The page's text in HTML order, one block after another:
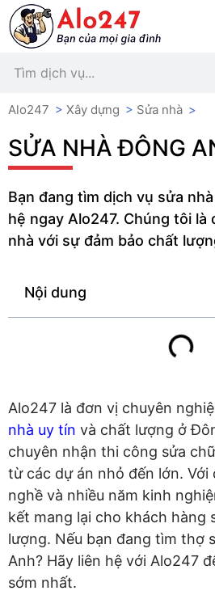
Alo247 > Xây dựng > Sửa nhà >
SỬA NHÀ ĐÔNG
Bạn đang tìm dịch vụ sửa
hệ ngay Alo247. Chúng tôi là
nhà với sự đảm bảo chất
Nội dung
Alo247 là đơn vị chuyên
nhà uy tín và chất lượng ở
chuyên nhận thi công sửa
từ các dự án nhỏ đến lớn. Với
nghề và nhiều năm kinh
kết mang lại cho khách hàng
lượng. Nếu bạn đang tìm thợ
Anh? Hãy liên hệ với Alo247
sớm nhất.